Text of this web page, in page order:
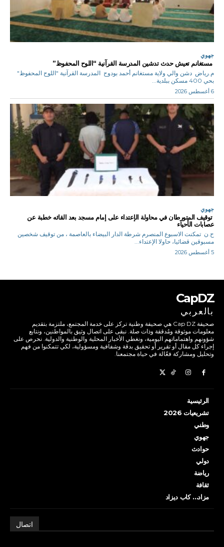
جهوي
مستغانم تعيش حدث تدشين المدرسة القرآنية “اللوح المحفوظ”
م.رياض دشن والي ولاية مستغانم أحمد بودوح المدرسة القرآنية "اللوح المحفوظ"
بحي 400 مسكن ببلدية...
6 أغسطس 2026
جهوي
توقيف المتورطان في محاولة الإعتداء على إمام مسجد بعد القائه خطبة عن
عصابات الأحياء
ح.ن تمكنت الاسبوع المنصرم شرطة الدار البيضاء بالعاصمة ، من توقيف شخصين
مسبوقين قضائيا، حاولا الإعتداء...
5 أغسطس 2026
CapDZ
بالعربي
صحيفة Cap DZ هي صحيفة وطنية تركز على خدمة المجتمع، ملتزمة بتقديم
معلومات موثوقة ومُدققة وذات صلة. نبقى على اتصال وثيق بالمواطنين، ونتابع
شؤونهم واهتماماتهم اليومية، ونغطي الأخبار المحلية والوطنية والدولية. نحرص على
إجراء كل مقال أو تقرير أو تحقيق بدقة وشفافية ومسؤولية، لكي تتمكنوا من فهم
وتحليل ومشاركة فعّالة في حياة مجتمعنا.
الرئيسية
تشريعيات 2026
وطني
جهوي
حوادث
دولي
رياضة
ثقافة
مزاد… كاب ديزاد
اتصال